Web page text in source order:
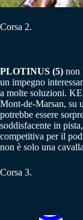
Corsa 2.
PLOTINUS (5) non
un impegno
a molte soluzioni.
Mont-de-Marsan, su
potrebbe essere
soddisfacente in
competitiva per il
non è solo una
Corsa 3.